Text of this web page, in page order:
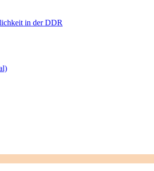
in der DDR